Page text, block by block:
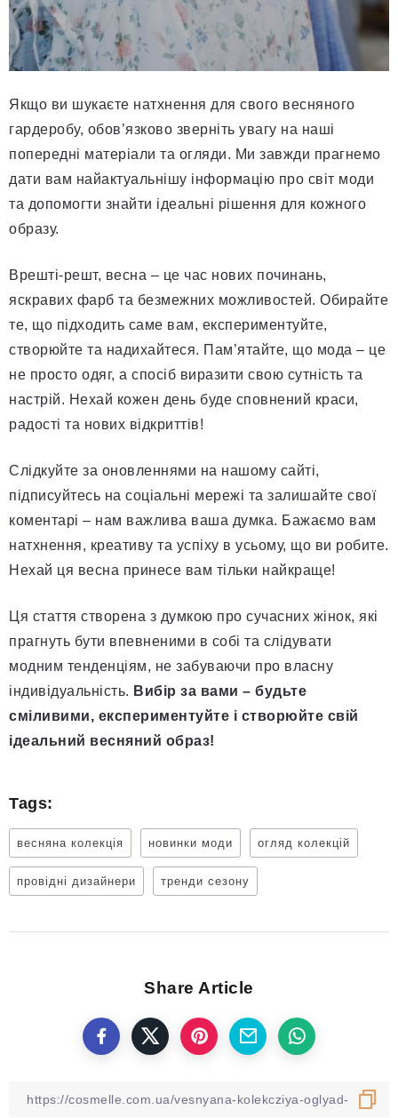
Якщо ви шукаєте натхнення для свого весняного
гардеробу, обов’язково зверніть увагу на наші
попередні матеріали та огляди. Ми завжди прагнемо
дати вам найактуальнішу інформацію про світ моди
та допомогти знайти ідеальні рішення для кожного
образу.
Врешті-решт, весна – це час нових починань,
яскравих фарб та безмежних можливостей. Обирайте
те, що підходить саме вам, експериментуйте,
створюйте та надихайтеся. Пам’ятайте, що мода – це
не просто одяг, а спосіб виразити свою сутність та
настрій. Нехай кожен день буде сповнений краси,
радості та нових відкриттів!
Слідкуйте за оновленнями на нашому сайті,
підписуйтесь на соціальні мережі та залишайте свої
коментарі – нам важлива ваша думка. Бажаємо вам
натхнення, креативу та успіху в усьому, що ви робите.
Нехай ця весна принесе вам тільки найкраще!
Ця стаття створена з думкою про сучасних жінок, які
прагнуть бути впевненими в собі та слідувати
модним тенденціям, не забуваючи про власну
індивідуальність. Вибір за вами – будьте
сміливими, експериментуйте і створюйте свій
ідеальний весняний образ!
Tags:
весняна колекція новинки моди огляд колекцій
провідні дизайнери тренди сезону
Share Article